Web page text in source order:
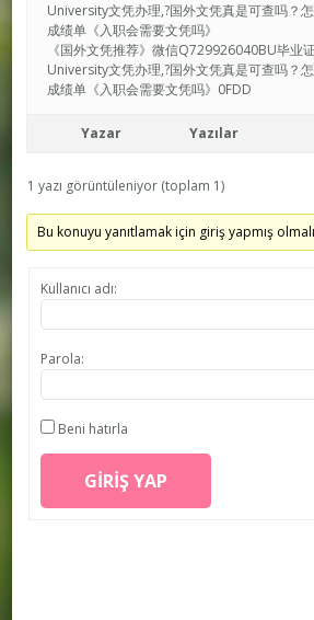
University文凭办理,?国外文凭真是可查吗？
成绩单《入职会需要文凭吗》
《国外文凭推荐》微信Q729926040BU毕业
University文凭办理,?国外文凭真是可查吗？
成绩单《入职会需要文凭吗》0FDD
Yazar Yazılar
1 yazı görüntüleniyor (toplam 1)
Bu konuyu yanıtlamak için giriş yapmış
Kullanıcı adı:
Parola:
Beni hatırla
GIRIŞ YAP